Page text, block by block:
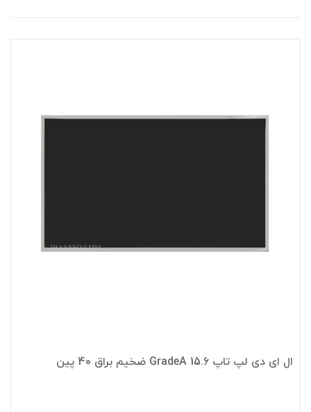
ال ای دی لپ تاپ 15.6 GradeA ضخیم براق 40 پین